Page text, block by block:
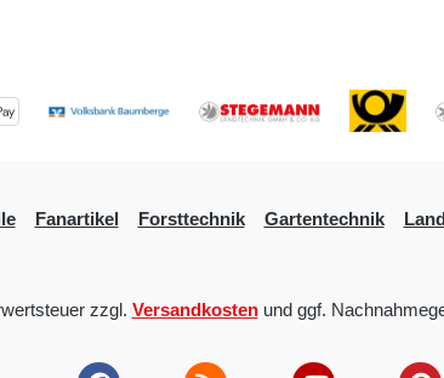
Fanartikel Forsttechnik Gartentechnik
zzgl. Versandkostenund ggf.